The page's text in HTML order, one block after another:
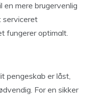
mere brugervenlig
serviceret
fungerer optimalt.
pengeskab er låst,
For en sikker